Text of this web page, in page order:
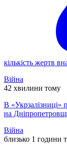
кількість жертв
Війна
42 хвилини тому
В «Укрзалізниці»
на
Війна
близько 1 години